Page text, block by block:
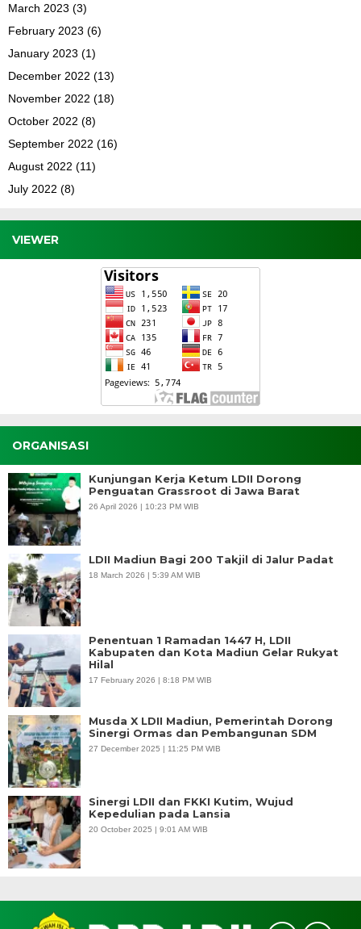
March 2023 (3)
February 2023 (6)
January 2023 (1)
December 2022 (13)
November 2022 (18)
October 2022 (8)
September 2022 (16)
August 2022 (11)
July 2022 (8)
VIEWER
ORGANISASI
Kunjungan Kerja Ketum LDII Dorong
Penguatan Grassroot di Jawa Barat
26 April 2026 | 10:23 PM WIB
LDII Madiun Bagi 200 Takjil di Jalur Padat
18 March 2026 | 5:39 AM WIB
Penentuan 1 Ramadan 1447 H, LDII
Kabupaten dan Kota Madiun Gelar Rukyat
Hilal
17 February 2026 | 8:18 PM WIB
Musda X LDII Madiun, Pemerintah Dorong
Sinergi Ormas dan Pembangunan SDM
27 December 2025 | 11:25 PM WIB
Sinergi LDII dan FKKI Kutim, Wujud
Kepedulian pada Lansia
20 October 2025 | 9:01 AM WIB